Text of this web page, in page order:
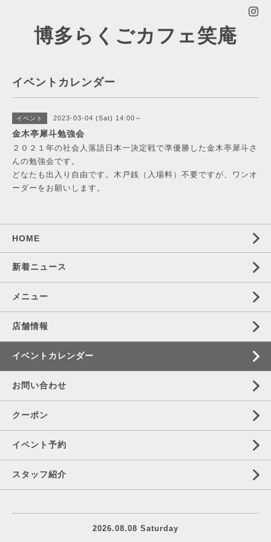
博多らくごカフェ笑庵
イベントカレンダー
イベント 2023-03-04 (Sat) 14:00～
金木亭犀斗勉強会
２０２１年の社会人落語日本一決定戦で準優勝した金木亭犀斗さ
んの勉強会です。
どなたも出入り自由です。木戸銭（入場料）不要ですが、ワンオ
ーダーをお願いします。
HOME
新着ニュース
メニュー
店舗情報
イベントカレンダー
お問い合わせ
クーポン
イベント予約
スタッフ紹介
2026.08.08 Saturday